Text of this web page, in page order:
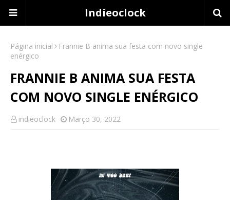
Indieoclock
Página inicial
Frannie B anima sua festa com novo single
enérgico
FRANNIE B ANIMA SUA FESTA
COM NOVO SINGLE ENÉRGICO
indieoclock Março 30, 2022